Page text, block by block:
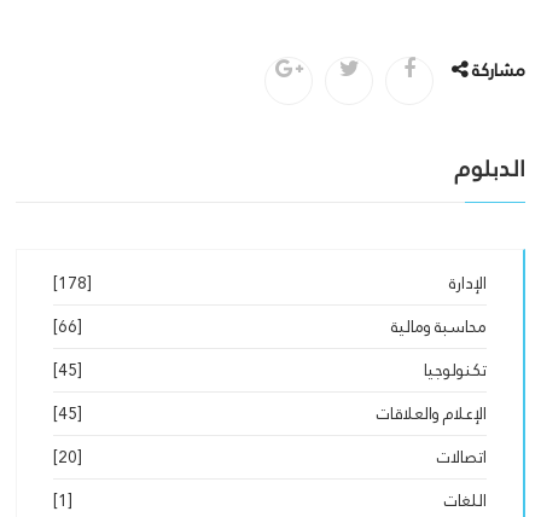
مشاركة
الدبلوم
الإدارة
[178]
محاسبة ومالية
[66]
تكنولوجيا
[45]
الإعلام والعلاقات
[45]
اتصالات
[20]
اللغات
[1]